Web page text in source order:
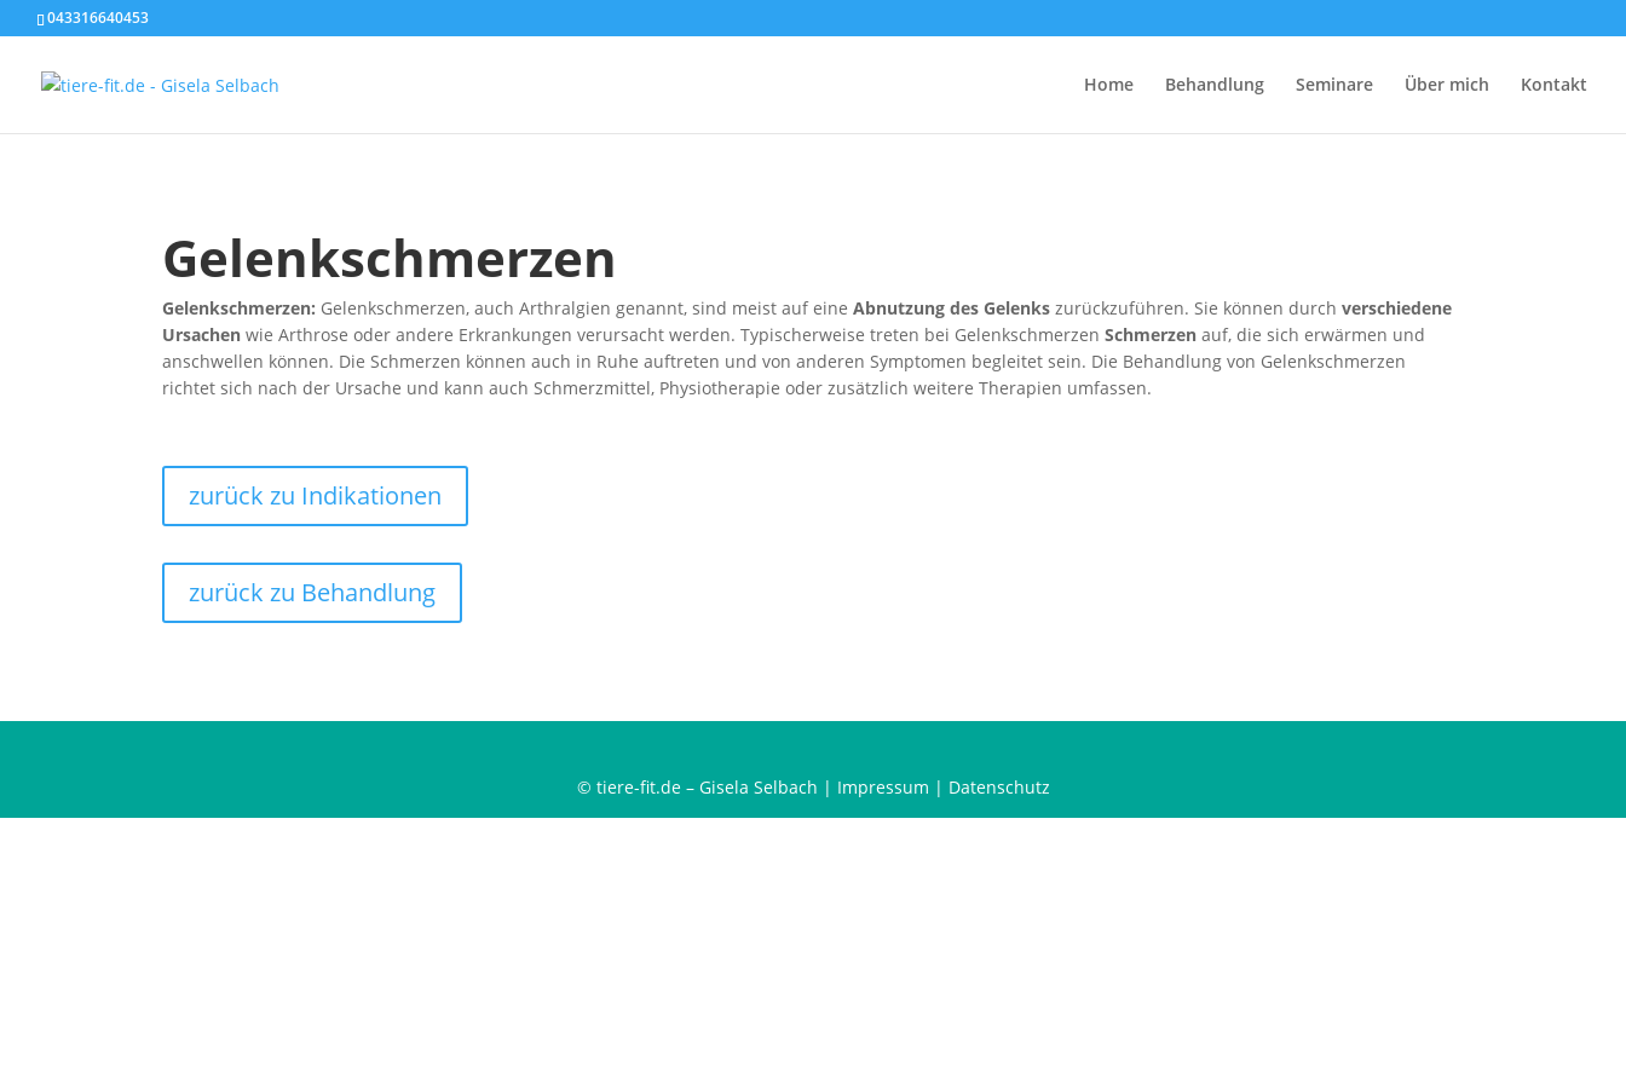
043316640453
Home Behandlung Seminare Über mich Kontakt
Gelenk­schmerzen
Gelenkschmerzen: Gelenkschmerzen, auch Arthralgien genannt, sind meist auf eineAbnutzung des Gelenks zurückzuführen. Sie können durchverschiedene
Ursachen wie Arthrose oder andere Erkrankungen verursacht werden. Typischerweise treten bei GelenkschmerzenSchmerzen auf, die sich erwärmen und
anschwellen können. Die Schmerzen können auch in Ruhe auftreten und von anderen Symptomen begleitet sein. Die Behandlung von Gelenkschmerzen
richtet sich nach der Ursache und kann auch Schmerzmittel, Physiotherapie oder zusätzlich weitere Therapien umfassen.
zurück zu Indikationen
zurück zu Behandlung
© tiere-fit.de – Gisela Selbach | Impressum | Datenschutz